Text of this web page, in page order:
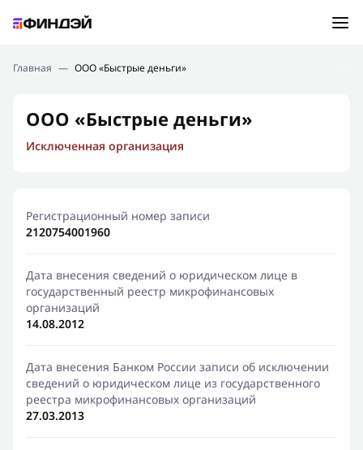
Подбор займа
Новости
Финансовое просвещение
Главная — ООО «Быстрые деньги»
ООО «Быстрые деньги»
Исключенная организация
Регистрационный номер записи
2120754001960
Дата внесения сведений о юридическом лице в
государственный реестр микрофинансовых
организаций
14.08.2012
Дата внесения Банком России записи об исключении
сведений о юридическом лице из государственного
реестра микрофинансовых организаций
27.03.2013
Ошибка:Контактная форма не найдена.
Спасибо, что написали нам
Мы свяжемся с Вами в ближайшее время и сообщим
результат
Отправить новый запрос